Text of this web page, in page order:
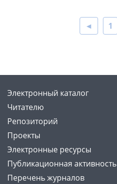
◄ 1
Электронный каталог
Читателю
Репозиторий
Проекты
Электронные ресурсы
Публикационная активность
Перечень журналов